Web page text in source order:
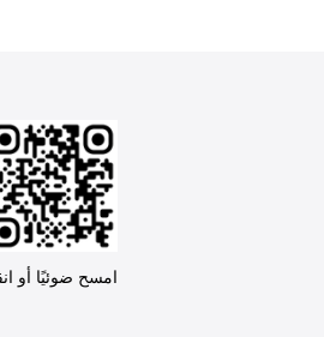
امسح ضوئيًا أو